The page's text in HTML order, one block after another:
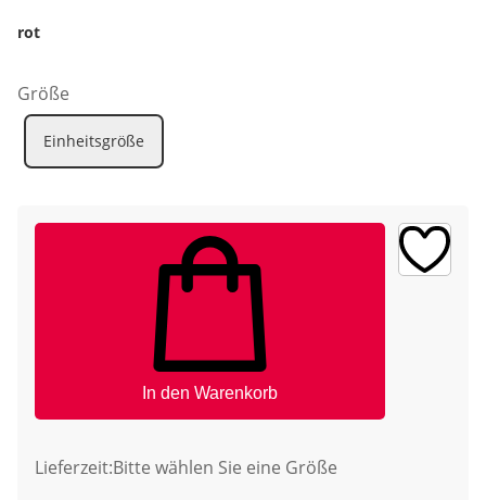
rot
Größe
Einheitsgröße
In den Warenkorb
Lieferzeit:Bitte wählen Sie eine Größe